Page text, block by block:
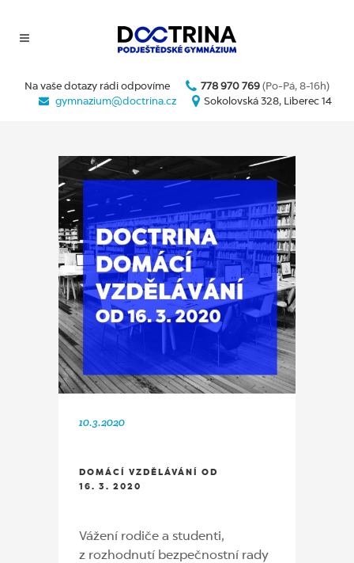
Na vaše dotazy rádi odpovíme 778 970 769 (Po-Pá, 8-16h)
gymnazium@doctrina.cz
Sokolovská 328, Liberec 14
10.3.2020
DOMÁCÍ VZDĚLÁVÁNÍ OD
16. 3. 2020
Vážení rodiče a studenti,
z rozhodnutí bezpečnostní rady